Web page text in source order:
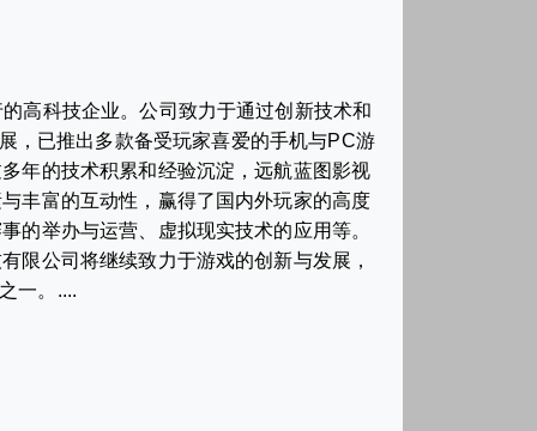
高科技企业。公司致力于通过创新技术和
，已推出多款备受玩家喜爱的手机与PC游
年的技术积累和经验沉淀，远航蓝图影视
丰富的互动性，赢得了国内外玩家的高度
的举办与运营、虚拟现实技术的应用等。
限公司将继续致力于游戏的创新与发展，
一。....